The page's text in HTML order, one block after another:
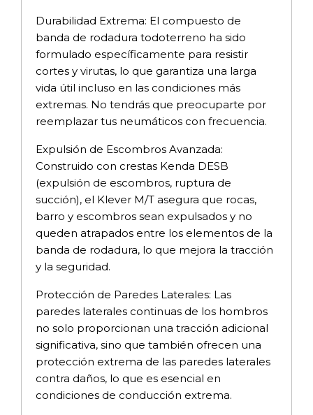
Durabilidad Extrema: El compuesto de
banda de rodadura todoterreno ha sido
formulado específicamente para resistir
cortes y virutas, lo que garantiza una larga
vida útil incluso en las condiciones más
extremas. No tendrás que preocuparte por
reemplazar tus neumáticos con frecuencia.
Expulsión de Escombros Avanzada:
Construido con crestas Kenda DESB
(expulsión de escombros, ruptura de
succión), el Klever M/T asegura que rocas,
barro y escombros sean expulsados y no
queden atrapados entre los elementos de la
banda de rodadura, lo que mejora la tracción
y la seguridad.
Protección de Paredes Laterales: Las
paredes laterales continuas de los hombros
no solo proporcionan una tracción adicional
significativa, sino que también ofrecen una
protección extrema de las paredes laterales
contra daños, lo que es esencial en
condiciones de conducción extrema.